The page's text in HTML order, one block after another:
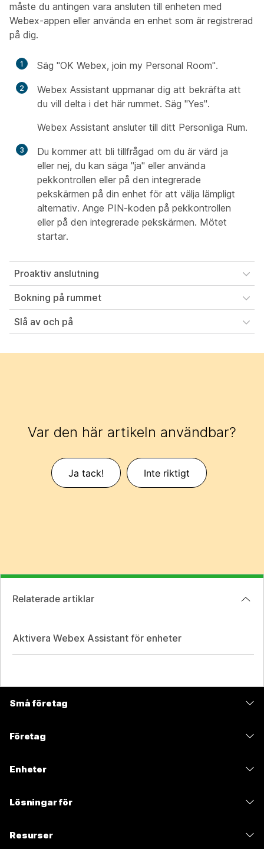
måste du antingen vara ansluten till enheten med
Webex-appen eller använda en enhet som är registrerad
på dig.
1 Säg "OK Webex, join my Personal Room".
2
Webex Assistant uppmanar dig att bekräfta att
du vill delta i det här rummet. Säg "Yes".
Webex Assistant ansluter till ditt Personliga Rum.
3
Du kommer att bli tillfrågad om du är värd ja
eller nej, du kan säga "ja" eller använda
pekkontrollen eller på den integrerade
pekskärmen på din enhet för att välja lämpligt
alternativ. Ange PIN-koden på pekkontrollen
eller på den integrerade pekskärmen. Mötet
startar.
Proaktiv anslutning
Bokning på rummet
Slå av och på
Var den här artikeln användbar?
Ja tack! Inte riktigt
Relaterade artiklar
Aktivera Webex Assistant för enheter
Små företag
Företag
Enheter
Lösningar för
Resurser